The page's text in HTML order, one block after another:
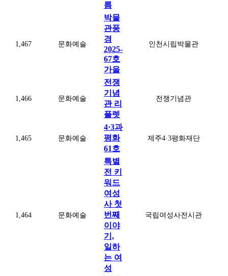
름
1,467 문화예술
박물
관풍
경
2025-
67호
가을
인천시립박물관
1,466 문화예술
전쟁
기념
관 리
플렛
전쟁기념관
1,465 문화예술
4·3과
평화
61호
제주4·3평화재단
1,464 문화예술
특별
전 키
워드
여성
사 첫
번째
이야
기,
일하
는 여
성
국립여성사전시관